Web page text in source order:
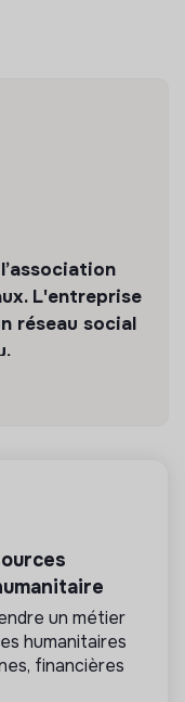
2026.
mentoring de
L'entreprise
réseau social
de
de
et sa
association,
entreprise
un métier
humanitaires
financières